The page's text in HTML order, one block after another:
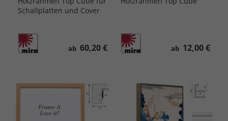
Schallplatten und Cover
ab 60,20 € ab 12,00 €